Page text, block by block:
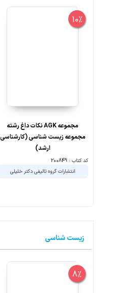
10%
مجموعه AGK نکات داغ رشته
مجموعه زیست شناسی (کارشناسی
ارشد)
کد کتاب : 200849
انتشارات گروه تالیفی دکتر خلیلی
زیست شناسی
8%